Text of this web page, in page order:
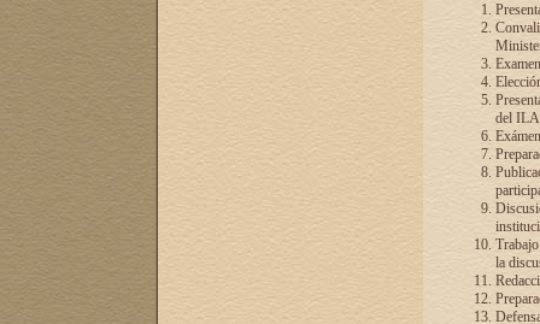
del
la